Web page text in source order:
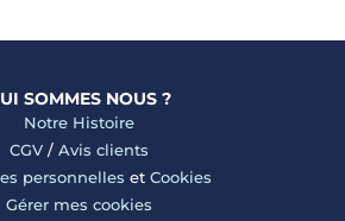
SOMMES NOUS ?
Notre Histoire
CGV/ Avis clients
personnelles et Cookies
Gérer mes cookies